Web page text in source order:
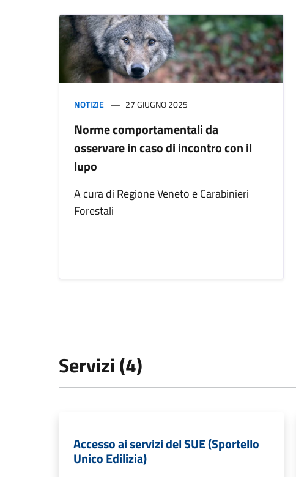
NOTIZIE 27 GIUGNO 2025
Norme comportamentali da
osservare in caso di incontro con il
lupo
A cura di Regione Veneto e Carabinieri
Forestali
Servizi (4)
Accesso ai servizi del SUE (Sportello
Unico Edilizia)